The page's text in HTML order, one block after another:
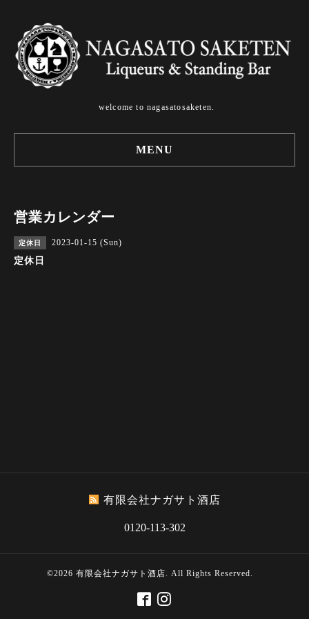
welcome to nagasatosaketen.
MENU
営業カレンダー
定休日 2023-01-15 (Sun)
定休日
有限会社ナガサト酒店
0120-113-302
©2026 有限会社ナガサト酒店. All Rights Reserved.